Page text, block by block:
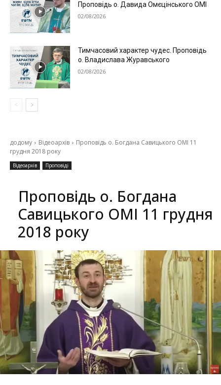
Проповідь о. Давида Омєцінського ОМІ
02/08/2026
Тимчасовий характер чудес. Проповідь
о. Владислава Журавського
02/08/2026